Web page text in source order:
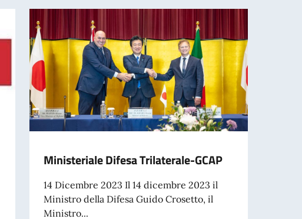
Ministeriale Difesa Trilaterale-GCAP
14 Dicembre 2023 Il 14 dicembre 2023 il
Ministro della Difesa Guido Crosetto, il
Ministro...